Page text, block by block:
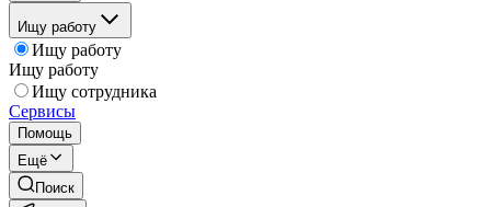
Ищу работу
Ищу работу
Ищу работу
Ищу сотрудника
Сервисы
Помощь
Ещё
Поиск